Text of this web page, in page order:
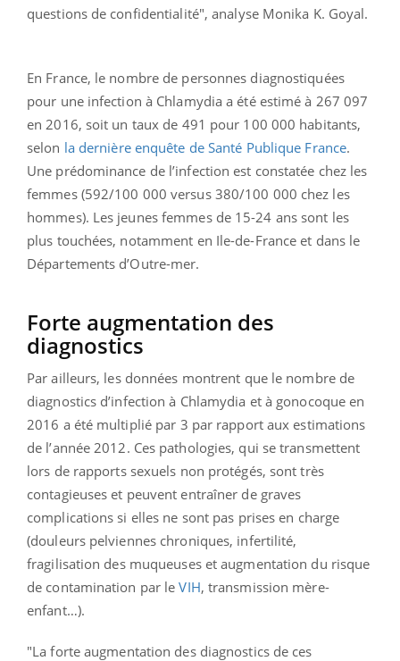
questions de confidentialité", analyse Monika K. Goyal.
En France, le nombre de personnes diagnostiquées
pour une infection à Chlamydia a été estimé à 267 097
en 2016, soit un taux de 491 pour 100 000 habitants,
selon la dernière enquête de Santé Publique France.
Une prédominance de l’infection est constatée chez les
femmes (592/100 000 versus 380/100 000 chez les
hommes). Les jeunes femmes de 15-24 ans sont les
plus touchées, notamment en Ile-de-France et dans le
Départements d’Outre-mer.
Forte augmentation des
diagnostics
Par ailleurs, les données montrent que le nombre de
diagnostics d’infection à Chlamydia et à gonocoque en
2016 a été multiplié par 3 par rapport aux estimations
de l’année 2012. Ces pathologies, qui se transmettent
lors de rapports sexuels non protégés, sont très
contagieuses et peuvent entraîner de graves
complications si elles ne sont pas prises en charge
(douleurs pelviennes chroniques, infertilité,
fragilisation des muqueuses et augmentation du risque
de contamination par leVIH, transmission mère-
enfant…).
"La forte augmentation des diagnostics de ces